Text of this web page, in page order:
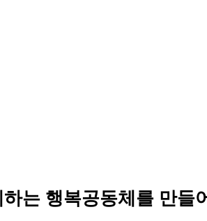
는 행복공동체를 만들